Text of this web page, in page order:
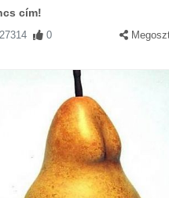
cím!
27314 0